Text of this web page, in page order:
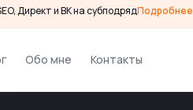
Директ и ВК на субподрядПодробнее
Обо мне Контакты